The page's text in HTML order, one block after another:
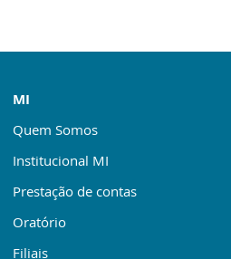
MI
Quem Somos
Institucional MI
Prestação de contas
Oratório
Filiais